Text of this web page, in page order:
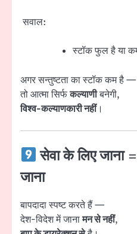
सवाल:
स्टॉक फुल है या
अगर सन्तुष्टता का स्टॉक कम है —
तो आत्मा सिर्फकल्याणीबनेगी,
विश्व-कल्याणकारी नहीं।
सेवा के लिए जाना
जाना
बापदादा स्पष्ट करते हैं —
देश-विदेश में जानामन से नहीं,